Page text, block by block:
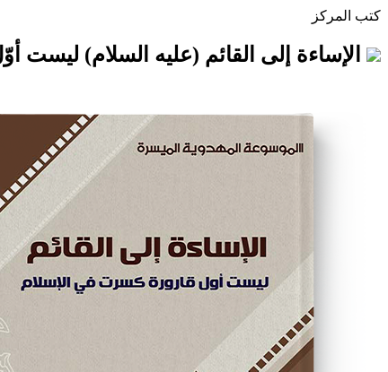
كتب المركز
الإساءة إلى القائم (عليه السلام)